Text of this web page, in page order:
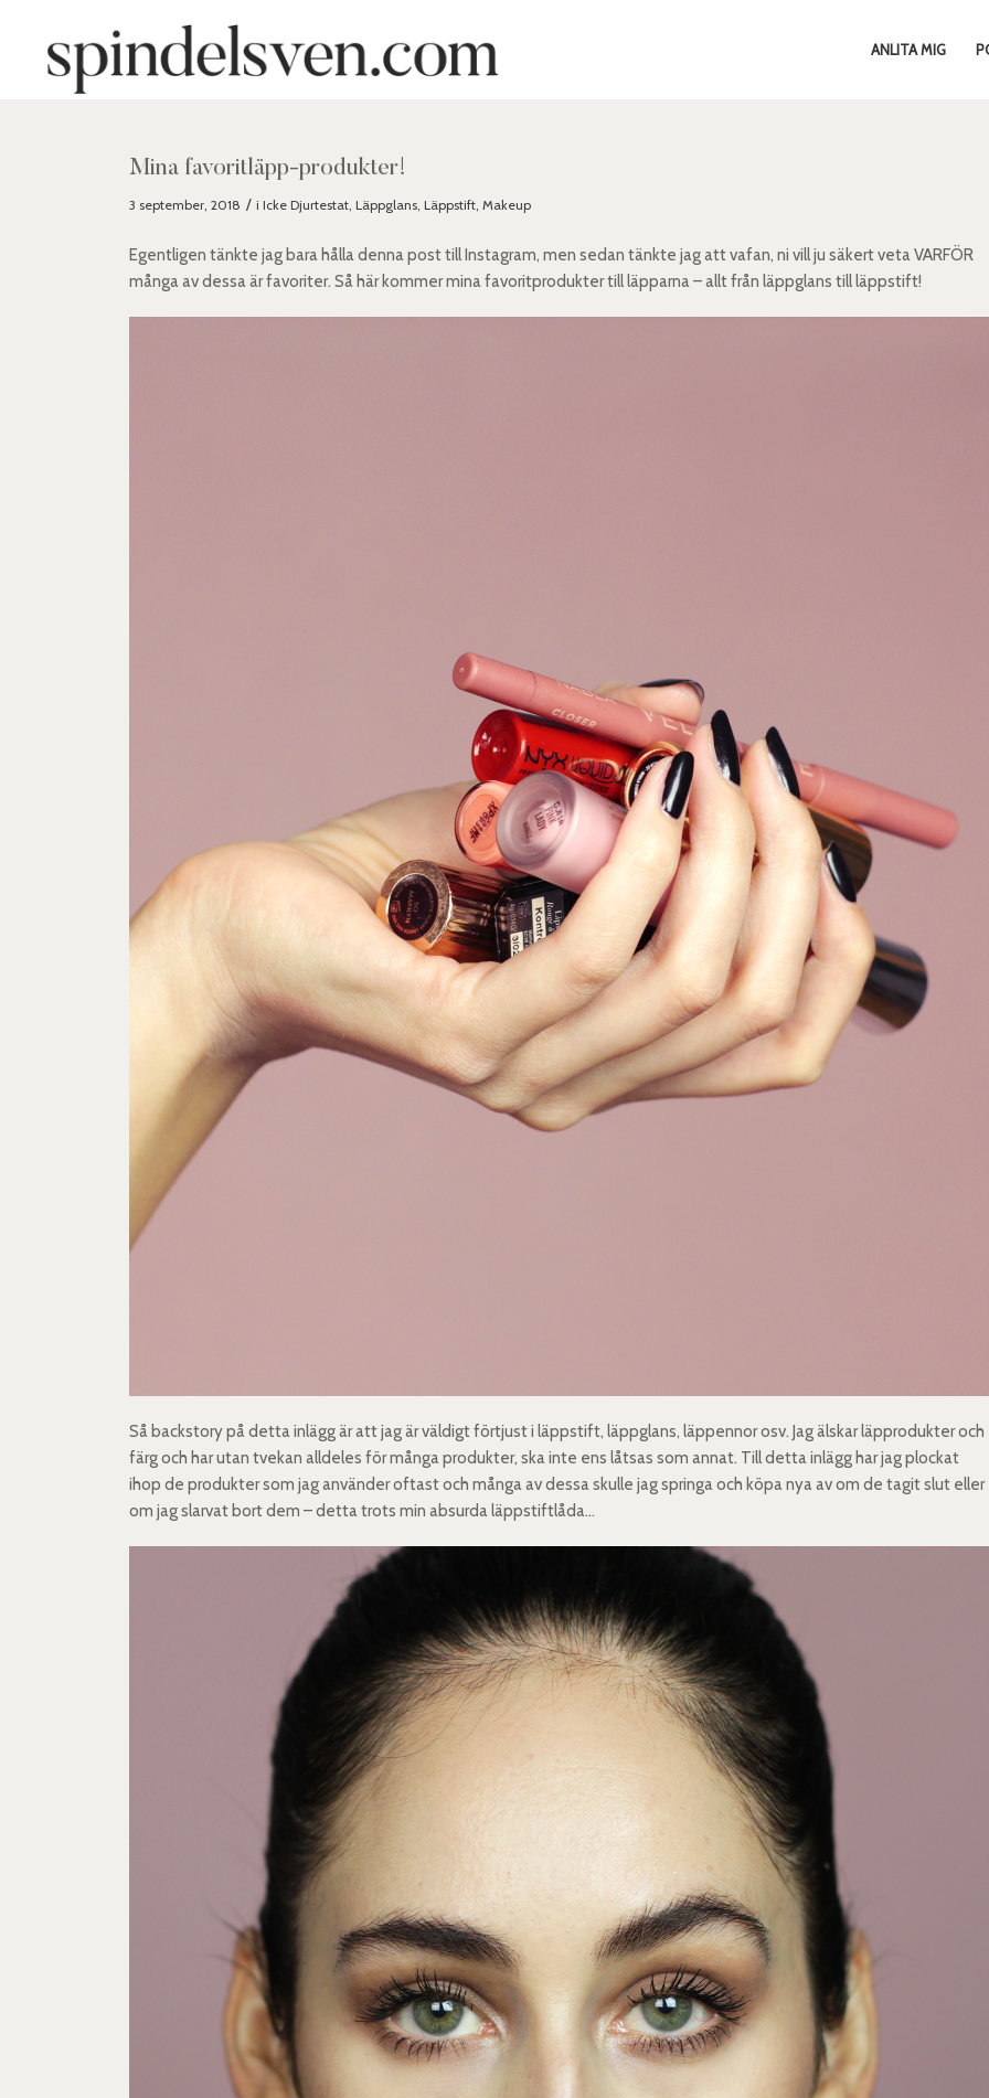
ANLITA MIG
Mina favoritläpp-produkter!
3 september, 2018 / iIcke Djurtestat,Läppglans,Läppstift,Makeup
Egentligen tänkte jag bara hålla denna post till Instagram, men sedan tänkte jag att vafan, ni vill ju säkert veta VARFÖR
många av dessa är favoriter. Så här kommer mina favoritprodukter till läpparna – allt från läppglans till läppstift!
Så backstory på detta inlägg är att jag är väldigt förtjust i läppstift, läppglans, läppennor osv. Jag älskar läpprodukter och
färg och har utan tvekan alldeles för många produkter, ska inte ens låtsas som annat. Till detta inlägg har jag plockat
ihop de produkter som jag använder oftast och många av dessa skulle jag springa och köpa nya av om de tagit slut eller
om jag slarvat bort dem – detta trots min absurda läppstiftlåda…